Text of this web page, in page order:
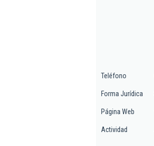
Teléfono
Forma Jurídica
Página Web
Actividad